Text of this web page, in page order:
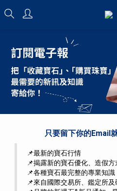
只要留下你的Email
📌最新的寶石行情
📌揭露新的寶石優化、造假方
📌各種寶石最完整的專業知識
📌來自國際交易所、鑑定所